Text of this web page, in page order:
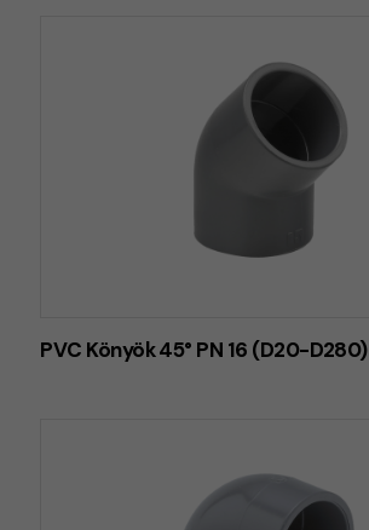
PVC Könyök 45° PN 16 (D20-D280)